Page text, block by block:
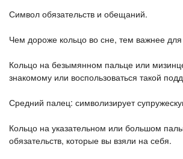
Символ обязательств и обещаний.
Чем дороже кольцо во сне, тем важнее для
Кольцо на безымянном пальце или
знакомому или воспользоваться такой
Средний палец: символизирует
Кольцо на указательном или большом
обязательств, которые вы взяли на себя.